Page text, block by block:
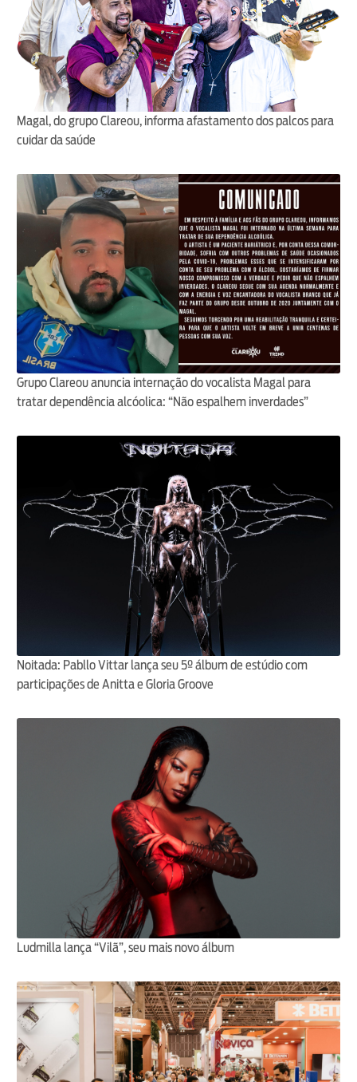
Magal, do grupo Clareou, informa afastamento dos palcos para
cuidar da saúde
Grupo Clareou anuncia internação do vocalista Magal para
tratar dependência alcóolica: “Não espalhem inverdades”
Noitada: Pabllo Vittar lança seu 5º álbum de estúdio com
participações de Anitta e Gloria Groove
Ludmilla lança “Vilã”, seu mais novo álbum